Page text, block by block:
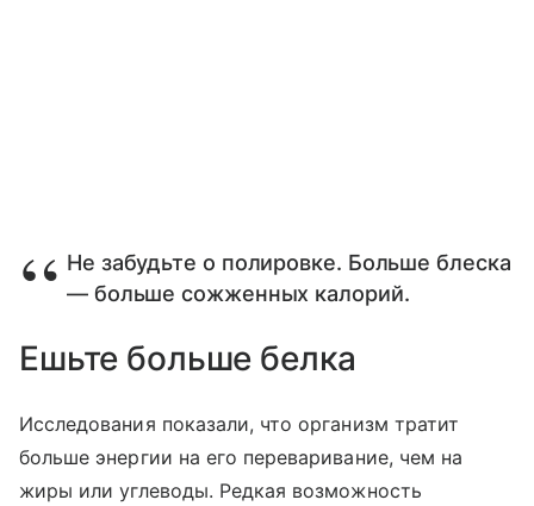
Не забудьте о полировке. Больше блеска
— больше сожженных калорий.
Ешьте больше белка
Исследования показали, что организм тратит
больше энергии на его переваривание, чем на
жиры или углеводы. Редкая возможность